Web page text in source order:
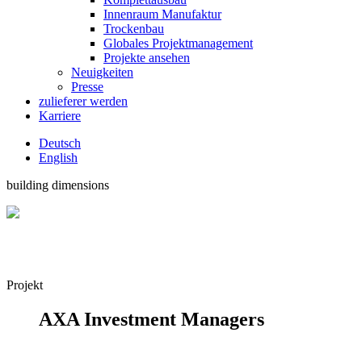
Innenraum Manufaktur
Trockenbau
Globales Projektmanagement
Projekte ansehen
Neuigkeiten
Presse
zulieferer werden
Karriere
Deutsch
English
building dimensions
Projekt
AXA Investment Managers